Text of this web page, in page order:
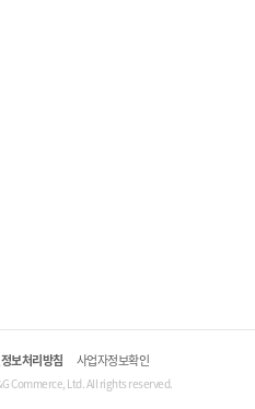
보처리방침 사업자정보확인
Commerce, Ltd. All rights reserved.